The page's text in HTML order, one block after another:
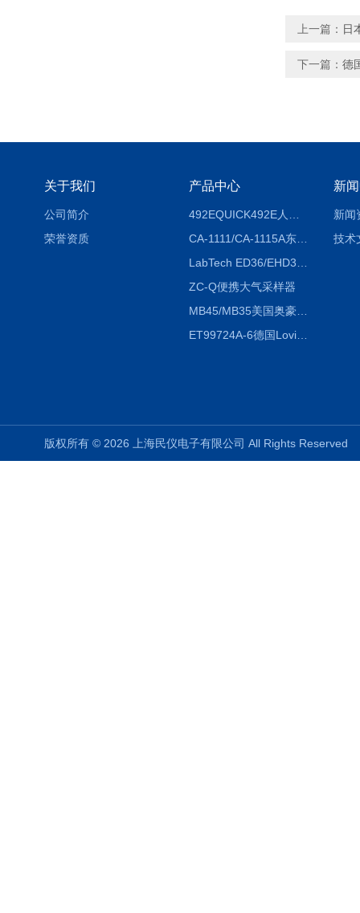
上一篇： 日
下一篇： 德
关于我们
公司简介
荣誉资质
产品中心
CA-1111/CA-1115A东京理化EYELA CA-1111/CA-1115A冷却水循环装置
ZC-Q便携大气采样器
MB45/MB35美国奥豪斯OHAUS MB45/MB35卤素红外水分测定仪
ET99724A-6德国Lovibond ET99724A-6微电脑BOD测定仪
新
新闻
技术
版权所有 © 2026 上海民仪电子有限公司 All Rights